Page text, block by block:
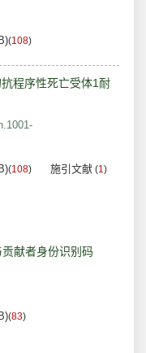
(108)
程序性死亡受体1耐
(108) 施引文献 (1)
贡献者身份识别码
(83)